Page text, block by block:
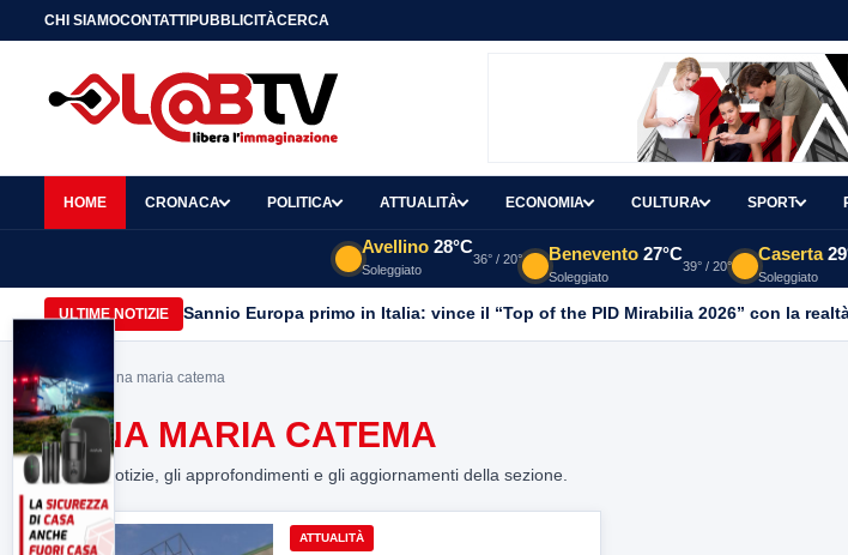
CHI SIAMOCONTATTIPUBBLICITÀCERCA
HOME CRONACA POLITICA ATTUALITÀ ECONOMIA CULTURA SPORT
Avellino 28°C
Soleggiato
36° / 20° Benevento 27°C
Soleggiato
39° / 20°
Caserta
Soleggiato
ULTIME NOTIZIE Sannio Europa primo in Italia: vince il “Top of the PID Mirabilia 2026” con la
Home> anna maria catema
ANNA MARIA CATEMA
Tutte le notizie, gli approfondimenti e gli aggiornamenti della sezione.
ATTUALITÀ